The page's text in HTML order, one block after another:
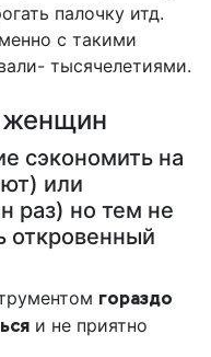
палочку итд.
с такими
тысячелетиями.
женщин
сэкономить на
или
раз) но тем не
откровенный
гораздо
и не приятно